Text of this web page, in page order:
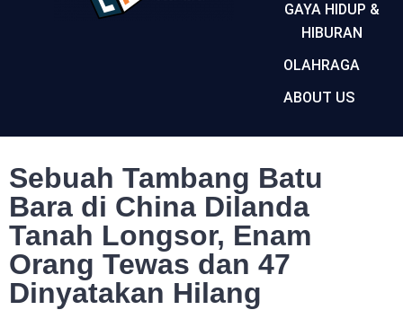
GAYA HIDUP &
HIBURAN
OLAHRAGA
ABOUT US
Sebuah Tambang Batu
Bara di China Dilanda
Tanah Longsor, Enam
Orang Tewas dan 47
Dinyatakan Hilang